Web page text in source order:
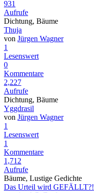
931
Aufrufe
Dichtung, Bäume
Thuja
von Jürgen Wagner
1
Lesenswert
0
Kommentare
2,227
Aufrufe
Dichtung, Bäume
Yggdrasil
von Jürgen Wagner
1
Lesenswert
1
Kommentare
1,712
Aufrufe
Bäume, Lustige Gedichte
Das Urteil wird GEFÄLLT?!